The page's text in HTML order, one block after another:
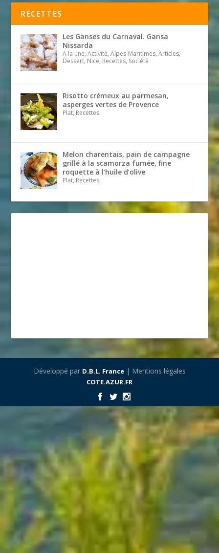
RECETTES
Les Ganses du Carnaval. Gansa
Nissarda
A la une, Activité, Alpes-Maritimes, Articles,
Dessert, Nice, Recettes, Société
Risotto crémeux au parmesan,
asperges vertes de Provence
Plat, Recettes
Melon charentais, pain de campagne
grillé à la scamorza fumée, fine
roquette à l’huile d’olive
Plat, Recettes
Développé par D.B.L. France| Mentions légales
COTE.AZUR.FR